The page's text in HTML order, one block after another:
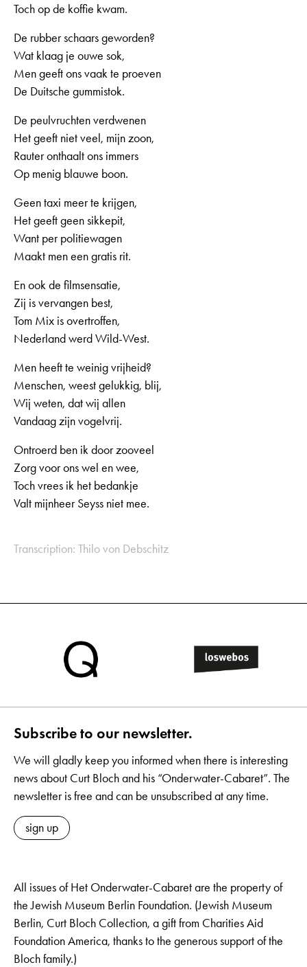
Toch op de koffie kwam.
De rubber schaars geworden?
Wat klaag je ouwe sok,
Men geeft ons vaak te proeven
De Duitsche gummistok.
De peulvruchten verdwenen
Het geeft niet veel, mijn zoon,
Rauter onthaalt ons immers
Op menig blauwe boon.
Geen taxi meer te krijgen,
Het geeft geen sikkepit,
Want per politiewagen
Maakt men een gratis rit.
En ook de filmsensatie,
Zij is vervangen best,
Tom Mix is overtroffen,
Nederland werd Wild-West.
Men heeft te weinig vrijheid?
Menschen, weest gelukkig, blij,
Wij weten, dat wij allen
Vandaag zijn vogelvrij.
Ontroerd ben ik door zooveel
Zorg voor ons wel en wee,
Toch vrees ik het bedankje
Valt mijnheer Seyss niet mee.
Transcription: Thilo von Debschitz
Subscribe to our newsletter.
We will gladly keep you informed when there is interesting
news about Curt Bloch and his “Onderwater-Cabaret”. The
newsletter is free and can be unsubscribed at any time.
sign up
All issues of Het Onderwater-Cabaret are the property of
the Jewish Museum Berlin Foundation. (Jewish Museum
Berlin, Curt Bloch Collection, a gift from Charities Aid
Foundation America, thanks to the generous support of the
Bloch family.)